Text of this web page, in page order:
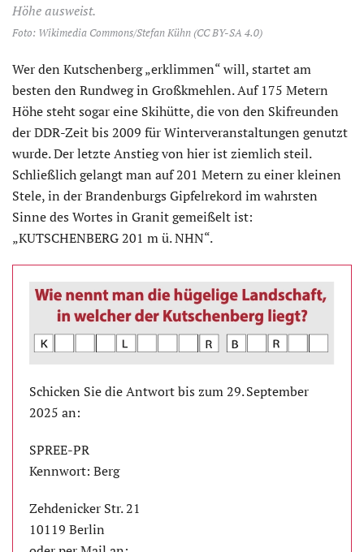
Höhe ausweist.
Foto: Wikimedia Commons/Stefan Kühn (CC BY-SA 4.0)
Wer den Kutschenberg „erklimmen“ will, startet am
besten den Rundweg in Großkmehlen. Auf 175 Metern
Höhe steht sogar eine Skihütte, die von den Skifreunden
der DDR-Zeit bis 2009 für Winterveranstaltungen genutzt
wurde. Der letzte Anstieg von hier ist ziemlich steil.
Schließlich gelangt man auf 201 Metern zu einer kleinen
Stele, in der Brandenburgs Gipfelrekord im wahrsten
Sinne des Wortes in Granit gemeißelt ist:
„KUTSCHENBERG 201 m ü. NHN“.
Schicken Sie die Antwort bis zum 29. September
2025 an:
SPREE-PR
Kennwort: Berg
Zehdenicker Str. 21
10119 Berlin